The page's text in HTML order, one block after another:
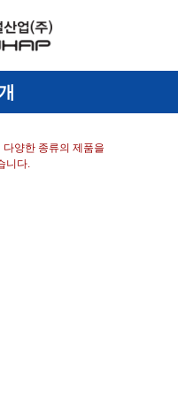
양한 종류의 제품을
니다.